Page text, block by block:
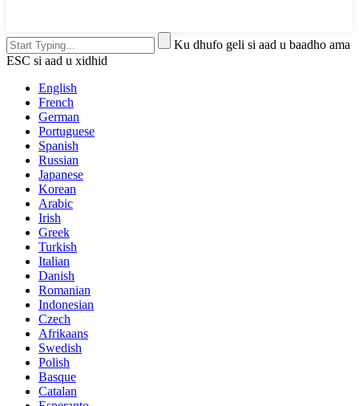
Ku dhufo geli si aad u baadho ama
ESC si aad u xidhid
English
French
German
Portuguese
Spanish
Russian
Japanese
Korean
Arabic
Irish
Greek
Turkish
Italian
Danish
Romanian
Indonesian
Czech
Afrikaans
Swedish
Polish
Basque
Catalan